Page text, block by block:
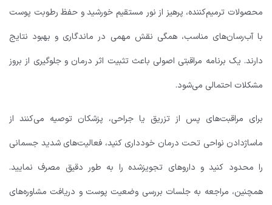
محصولات ترمیم‌کننده، پرهیز از نور مستقیم خورشید و حفظ رطوبت پوست
با آب‌رسان‌های مناسب، همگی نقش مهمی در ماندگاری و بهبود نتایج
دارند. یک برنامه مراقبتی اصولی باعث تثبیت اثر درمان و جلوگیری از بروز
مشکلات احتمالی می‌شود.
برای مراقبت‌های پس از تزریق یا جراحی، پزشکان توصیه می‌کنند از
ماساژدادن نواحی تحت درمان خودداری کنید، فعالیت‌های شدید جسمانی
را محدود کنید و داروهای تجویزشده را به طور دقیق مصرف نمایید.
همچنین، مراجعه به جلسات بررسی وضعیت پوست و دریافت مشاوره‌های